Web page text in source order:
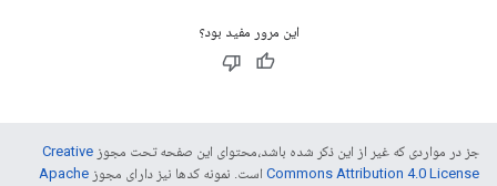
این مرور مفید بود؟
جز در مواردی که غیر از این ذکر شده باشد،‌محتوای این صفحه تحت مجوز Creative
Commons Attribution 4.0 License است. نمونه کدها نیز دارای مجوز Apache